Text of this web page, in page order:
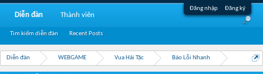
Đăng nhập Đăng ký
Diễn đàn WEBGAME Vua Hải Tặc Báo Lỗi Nhanh
Diễn đàn
Tìm kiếm diễn đàn Recent Posts
Thành viên